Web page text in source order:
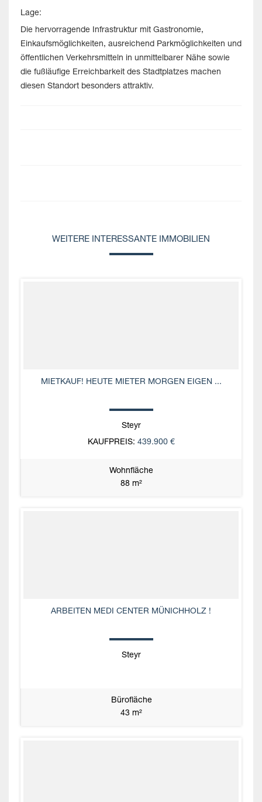
Lage:
Die hervorragende Infrastruktur mit Gastronomie,
Einkaufsmöglichkeiten, ausreichend Parkmöglichkeiten und
öffentlichen Verkehrsmitteln in unmittelbarer Nähe sowie
die fußläufige Erreichbarkeit des Stadtplatzes machen
diesen Standort besonders attraktiv.
WEITERE INTERESSANTE IMMOBILIEN
MIETKAUF! HEUTE MIETER MORGEN EIGEN ...
Steyr
KAUFPREIS: 439.900 €
Wohnfläche
88 m²
ARBEITEN MEDI CENTER MÜNICHHOLZ !
Steyr
Bürofläche
43 m²